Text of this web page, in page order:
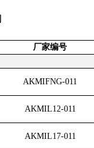
厂家编号
AKMIFNG-011
AKMIL12-011
AKMIL17-011